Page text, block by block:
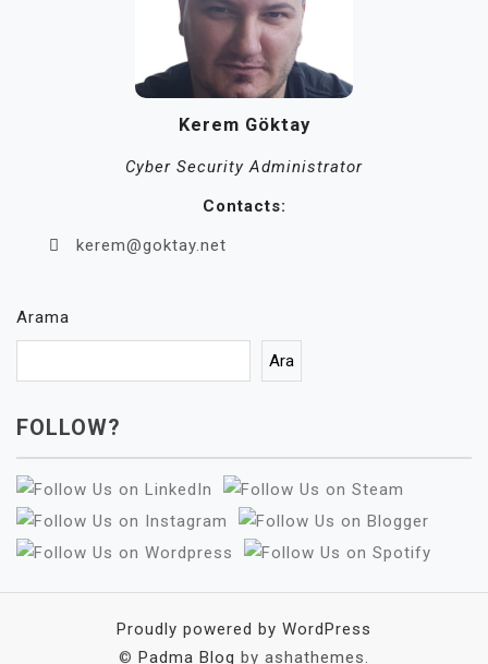
Kerem Göktay
Cyber Security Administrator
Contacts:
kerem@goktay.net
Arama
Ara
FOLLOW?
Proudly powered by WordPress
© Padma Blog by ashathemes.